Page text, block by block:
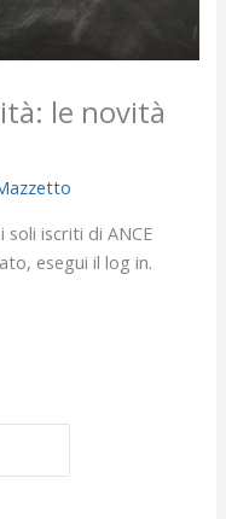
le novità
iscriti di ANCE
esegui il log in.